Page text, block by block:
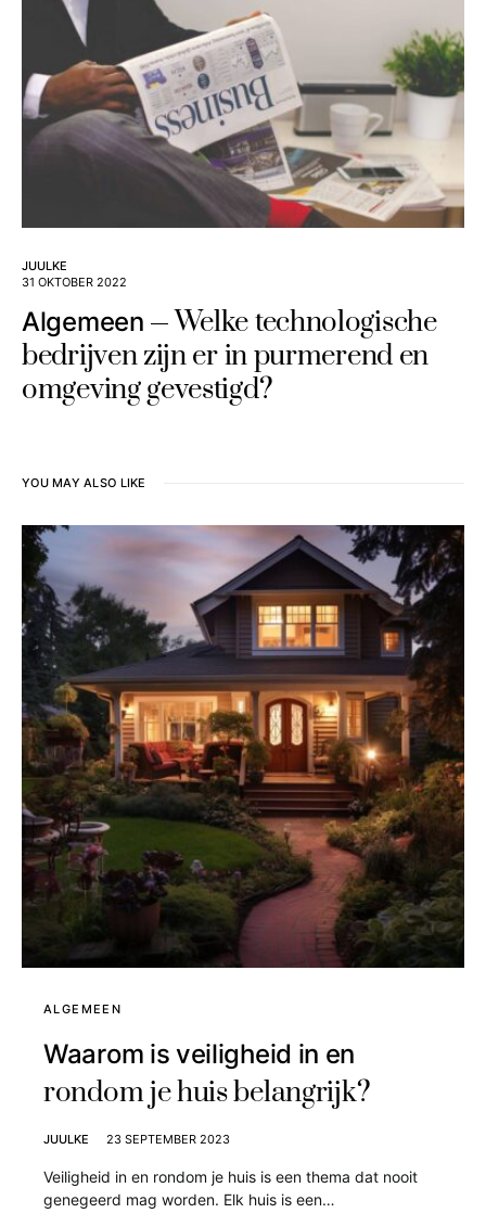
JUULKE
31 OKTOBER 2022
Algemeen
Welke technologische
bedrijven zijn er in purmerend en
omgeving gevestigd?
YOU MAY ALSO LIKE
ALGEMEEN
Waarom is veiligheid in en
rondom je huis belangrijk?
JUULKE 23 SEPTEMBER 2023
Veiligheid in en rondom je huis is een thema dat nooit
genegeerd mag worden. Elk huis is een…